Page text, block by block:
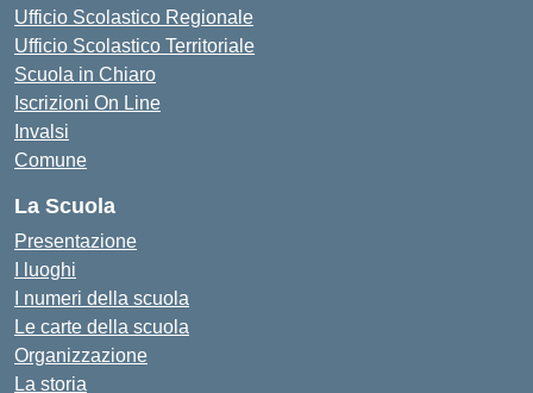
Ufficio Scolastico Regionale
Ufficio Scolastico Territoriale
Scuola in Chiaro
Iscrizioni On Line
Invalsi
Comune
La Scuola
Presentazione
I luoghi
I numeri della scuola
Le carte della scuola
Organizzazione
La storia